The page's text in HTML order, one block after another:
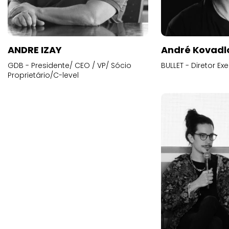
ANDRE IZAY
GDB - Presidente/ CEO / VP/ Sócio
Proprietário/C-level
André
BULLET - Diretor